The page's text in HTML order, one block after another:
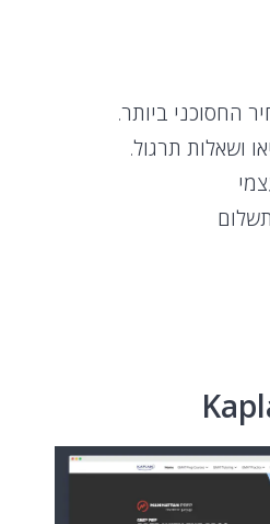
החסוכני ביותר.
ושאלות תרגול.